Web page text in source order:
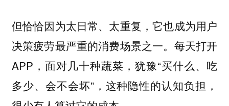
但恰恰因为太日常、太重复，它也成为用户
决策疲劳最严重的消费场景之一。每天打开
APP，面对几十种蔬菜，犹豫“买什么、吃
多少、会不会坏”，这种隐性的认知负担，